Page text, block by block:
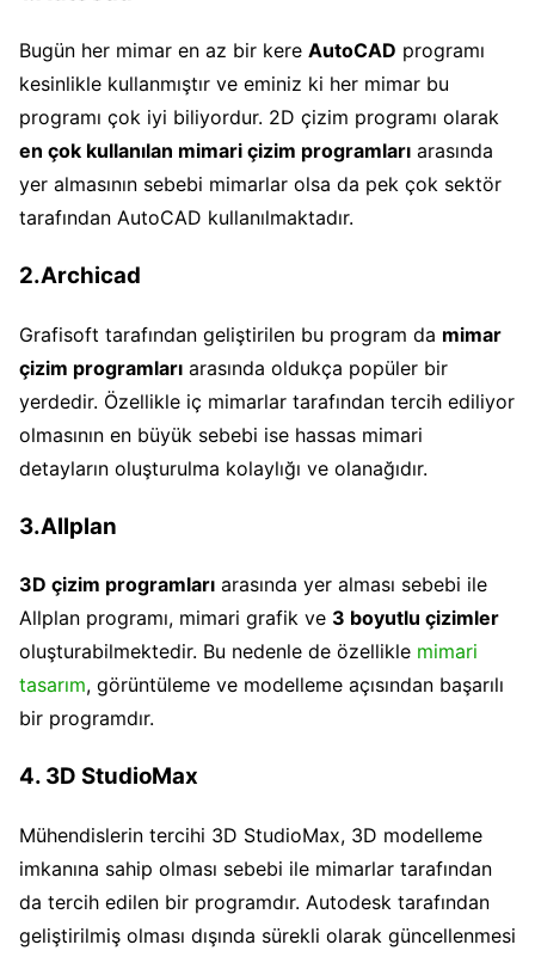
Bugün her mimar en az bir kere AutoCAD programı
kesinlikle kullanmıştır ve eminiz ki her mimar bu
programı çok iyi biliyordur. 2D çizim programı olarak
en çok kullanılan mimari çizim programları arasında
yer almasının sebebi mimarlar olsa da pek çok sektör
tarafından AutoCAD kullanılmaktadır.
2.Archicad
Grafisoft tarafından geliştirilen bu program da mimar
çizim programları arasında oldukça popüler bir
yerdedir. Özellikle iç mimarlar tarafından tercih ediliyor
olmasının en büyük sebebi ise hassas mimari
detayların oluşturulma kolaylığı ve olanağıdır.
3.Allplan
3D çizim programları arasında yer alması sebebi ile
Allplan programı, mimari grafik ve 3 boyutlu çizimler
oluşturabilmektedir. Bu nedenle de özellikle mimari
tasarım, görüntüleme ve modelleme açısından başarılı
bir programdır.
4. 3D StudioMax
Mühendislerin tercihi 3D StudioMax, 3D modelleme
imkanına sahip olması sebebi ile mimarlar tarafından
da tercih edilen bir programdır. Autodesk tarafından
geliştirilmiş olması dışında sürekli olarak güncellenmesi